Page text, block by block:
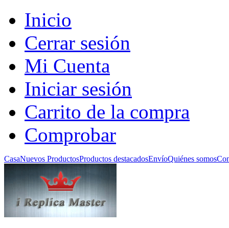
Inicio
Cerrar sesión
Mi Cuenta
Iniciar sesión
Carrito de la compra
Comprobar
CasaNuevos ProductosProductos destacadosEnvíoQuiénes somos